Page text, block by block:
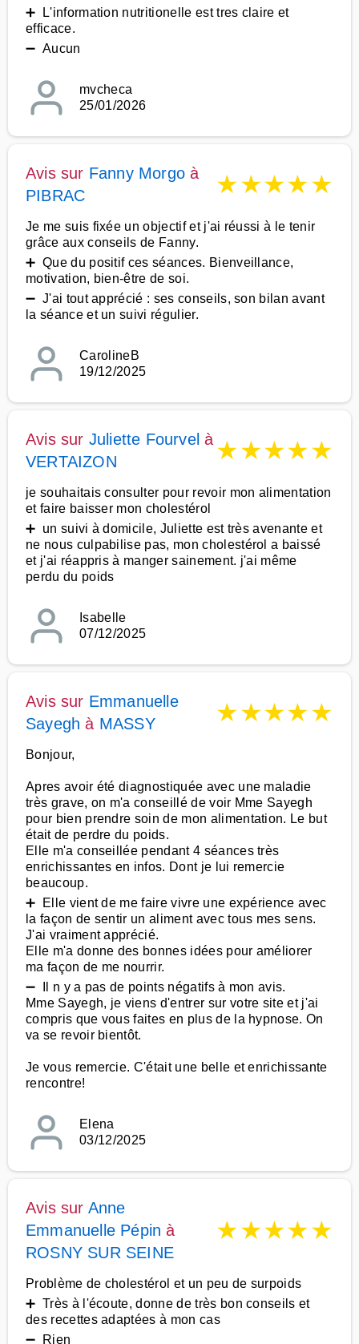
➕ L'information nutritionelle est tres claire et
efficace.
➖ Aucun
mvcheca
25/01/2026
Avis sur Fanny Morgo à
PIBRAC
★★★★★
Je me suis fixée un objectif et j'ai réussi à le tenir
grâce aux conseils de Fanny.
➕ Que du positif ces séances. Bienveillance,
motivation, bien-être de soi.
➖ J'ai tout apprécié : ses conseils, son bilan avant
la séance et un suivi régulier.
CarolineB
19/12/2025
Avis sur Juliette Fourvel à
VERTAIZON
★★★★★
je souhaitais consulter pour revoir mon alimentation
et faire baisser mon cholestérol
➕ un suivi à domicile, Juliette est très avenante et
ne nous culpabilise pas, mon cholestérol a baissé
et j'ai réappris à manger sainement. j'ai même
perdu du poids
Isabelle
07/12/2025
Avis sur Emmanuelle
Sayegh à MASSY ★★★★★
Bonjour,
Apres avoir été diagnostiquée avec une maladie
très grave, on m'a conseillé de voir Mme Sayegh
pour bien prendre soin de mon alimentation. Le but
était de perdre du poids.
Elle m'a conseillée pendant 4 séances très
enrichissantes en infos. Dont je lui remercie
beaucoup.
➕ Elle vient de me faire vivre une expérience avec
la façon de sentir un aliment avec tous mes sens.
J'ai vraiment apprécié.
Elle m'a donne des bonnes idées pour améliorer
ma façon de me nourrir.
➖ Il n y a pas de points négatifs à mon avis.
Mme Sayegh, je viens d'entrer sur votre site et j'ai
compris que vous faites en plus de la hypnose. On
va se revoir bientôt.
Je vous remercie. C'était une belle et enrichissante
rencontre!
Elena
03/12/2025
Avis sur Anne
Emmanuelle Pépin à
ROSNY SUR SEINE
★★★★★
Problème de cholestérol et un peu de surpoids
➕ Très à l'écoute, donne de très bon conseils et
des recettes adaptées à mon cas
➖ Rien